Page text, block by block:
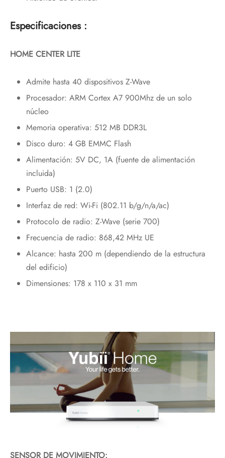
Especificaciones :
HOME CENTER LITE
Admite hasta 40 dispositivos Z-Wave
Procesador: ARM Cortex A7 900Mhz de un solo
núcleo
Memoria operativa: 512 MB DDR3L
Disco duro: 4 GB EMMC Flash
Alimentación: 5V DC, 1A (fuente de alimentación
incluida)
Puerto USB: 1 (2.0)
Interfaz de red: Wi-Fi (802.11 b/g/n/a/ac)
Protocolo de radio: Z-Wave (serie 700)
Frecuencia de radio: 868,42 MHz UE
Alcance: hasta 200 m (dependiendo de la estructura
del edificio)
Dimensiones: 178 x 110 x 31 mm
SENSOR DE MOVIMIENTO: